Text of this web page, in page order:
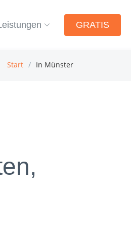
GRATIS
Start In Münster